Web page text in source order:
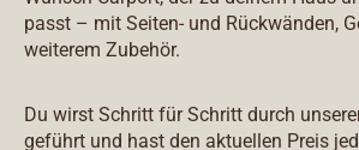
passt – mit Seiten- und Rückwänden,
weiterem Zubehör.
Du wirst Schritt für Schritt durch
geführt und hast den aktuellen Preis